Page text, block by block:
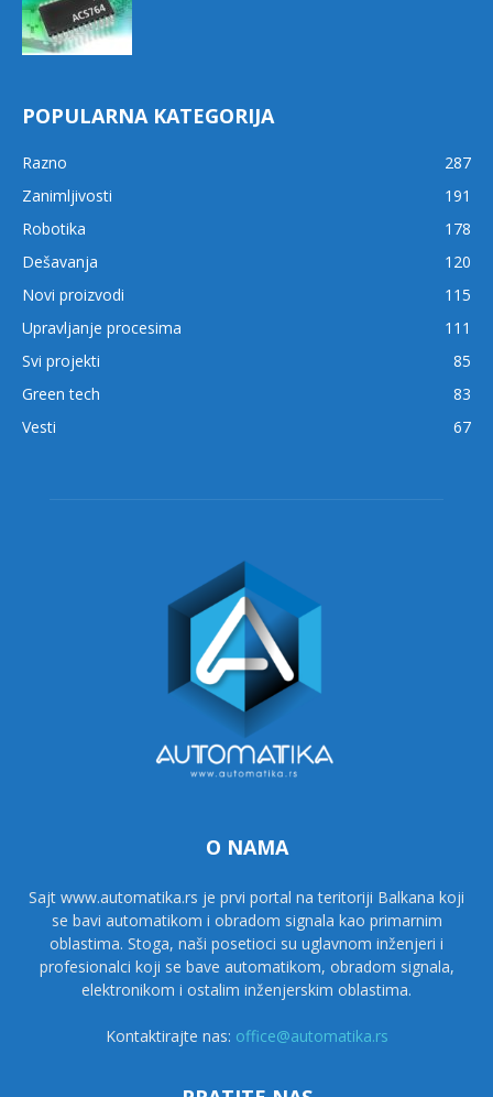
POPULARNA KATEGORIJA
Razno
287
Zanimljivosti
191
Robotika
178
Dešavanja
120
Novi proizvodi
115
Upravljanje procesima
111
Svi projekti
85
Green tech
83
Vesti
67
O NAMA
Sajt www.automatika.rs je prvi portal na teritoriji Balkana koji
se bavi automatikom i obradom signala kao primarnim
oblastima. Stoga, naši posetioci su uglavnom inženjeri i
profesionalci koji se bave automatikom, obradom signala,
elektronikom i ostalim inženjerskim oblastima.
Kontaktirajte nas: office@automatika.rs